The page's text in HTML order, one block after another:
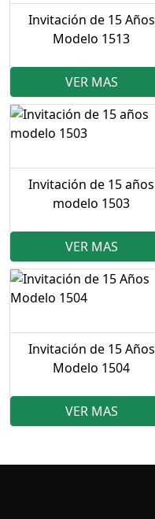
Invitación de 15 Años
Modelo 1513
VER MAS
Invitación de 15 años
modelo 1503
VER MAS
Invitación de 15 Años
Modelo 1504
VER MAS